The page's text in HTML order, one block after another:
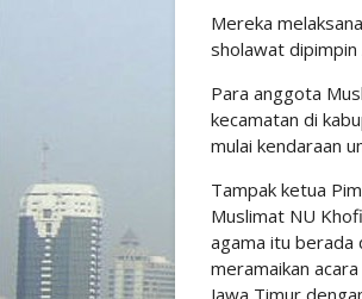
Mereka
sholawat dipimpin
Para anggota
kecamatan di
mulai kendaraan
Tampak ketua
Muslimat NU
agama itu berada
meramaikan
Jawa Timur